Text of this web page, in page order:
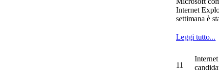
Internet
settimana è
Leggi tutto...
11